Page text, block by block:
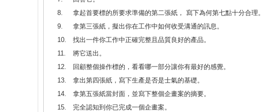
8.
拿起首要標的所要求準備的第二張紙， 寫下為何第七點十分合理
9.
拿第三張紙，擬出你在工作中如何收受溝通的訊息。
10.
找出一件你工作中正確完整且品質良好的產品。
11.
將它送出。
12.
回顧整個操作標的，看看哪一部分讓你有最好的感覺。
13.
拿出第四張紙，寫下生產是否是士氣的基礎。
14.
拿第五張紙當封面，並寫下整個企畫案的摘要。
15.
完全認知到你已完成一個企畫案。